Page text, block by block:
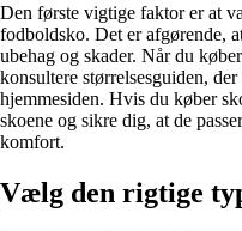
Den første vigtige faktor er at
fodboldsko. Det er afgørende,
ubehag og skader. Når du
konsultere størrelsesguiden,
hjemmesiden. Hvis du køber
skoene og sikre dig, at de
komfort.
Vælg den rigtige